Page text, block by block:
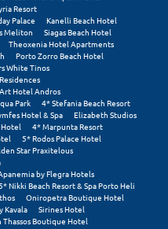
Resort
Palace
Kanelli Beach Hotel
Meliton
Siagas Beach Hotel
Theoxenia Hotel Apartments
Porto Zorro Beach Hotel
White Tinos
Hotel Andros
Park
4* Stefania Beach Resort
Hotel & Spa
Elizabeth Studios
4* Marpunta Resort
5* Rodos Palace Hotel
Star Praxitelous
by Flegra Hotels
Nikki Beach Resort & Spa Porto Heli
Oniropetra Boutique Hotel
Kavala
Sirines Hotel
Boutique Hotel